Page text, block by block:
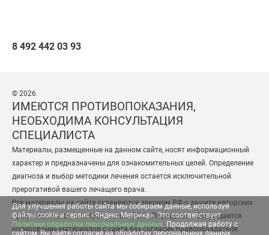
Для улучшения работы сайта мы собираем данные, используя
файлы cookie и сервис «Яндекс Метрика». Это соответствует
Политике обработки персональных данных. Продолжая работу с
сайтом, Вы даёте согласие на обработку персональных данных.
8 492 442 03 93
© 2026
ИМЕЮТСЯ ПРОТИВОПОКАЗАНИЯ,
НЕОБХОДИМА КОНСУЛЬТАЦИЯ
СПЕЦИАЛИСТА
Материалы, размещенные на данном сайте, носят информационный
характер и предназначены для ознакомительных целей. Определение
диагноза и выбор методики лечения остается исключительной
прерогативой вашего лечащего врача.
Все материалы на сайте охраняются законом РФ о защите авторских
прав и являются собственностью ООО «Парацельс». Запрещается
копирование материалов с сайта без согласия правообладателя.